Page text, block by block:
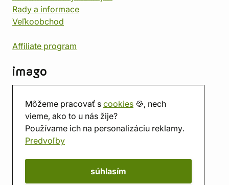
Môžeme pracovať s cookies 🍪, nech
vieme, ako to u nás žije?
Používame ich na personalizáciu reklamy.
Predvoľby
súhlasím
Rady a informace
Veľkoobchod
Affiliate program
imago
Predajňa
Herňa
O nás
Hodnotenie obchodu